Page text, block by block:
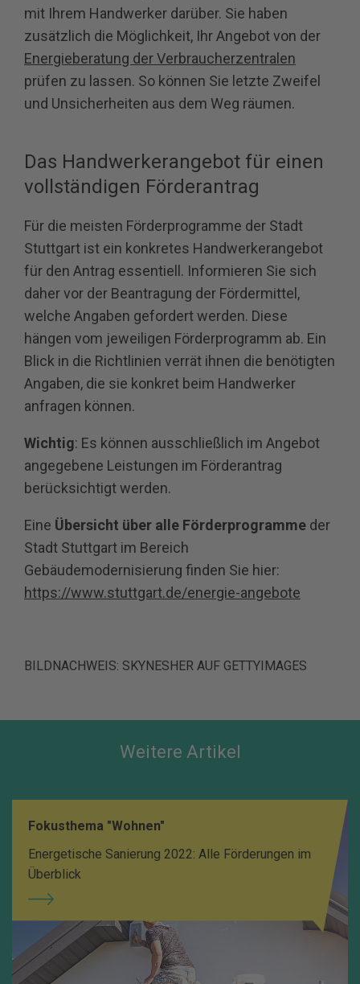
mit Ihrem Handwerker darüber. Sie haben
zusätzlich die Möglichkeit, Ihr Angebot von der
Energieberatung der Verbraucherzentralen
prüfen zu lassen. So können Sie letzte Zweifel
und Unsicherheiten aus dem Weg räumen.
Das Handwerkerangebot für einen
vollständigen Förderantrag
Für die meisten Förderprogramme der Stadt
Stuttgart ist ein konkretes Handwerkerangebot
für den Antrag essentiell. Informieren Sie sich
daher vor der Beantragung der Fördermittel,
welche Angaben gefordert werden. Diese
hängen vom jeweiligen Förderprogramm ab. Ein
Blick in die Richtlinien verrät ihnen die benötigten
Angaben, die sie konkret beim Handwerker
anfragen können.
Wichtig: Es können ausschließlich im Angebot
angegebene Leistungen im Förderantrag
berücksichtigt werden.
Eine Übersicht über alle Förderprogramme der
Stadt Stuttgart im Bereich
Gebäudemodernisierung finden Sie hier:
https://www.stuttgart.de/energie-angebote
BILDNACHWEIS: SKYNESHER AUF GETTYIMAGES
Weitere Artikel
Fokusthema "Wohnen"
Energetische Sanierung 2022: Alle Förderungen im
Überblick